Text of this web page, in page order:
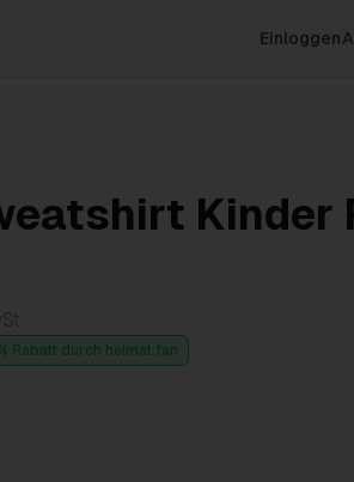
Einloggen
Kinder
Rabatt durch heimat.fan